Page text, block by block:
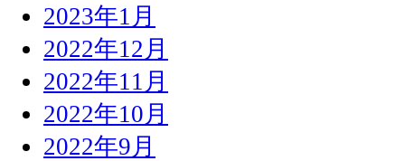
2023年1月
2022年12月
2022年11月
2022年10月
2022年9月